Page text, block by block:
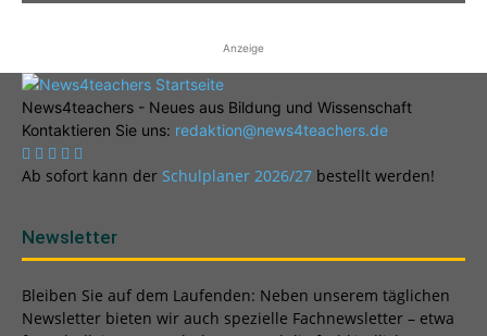
Anzeige
News4teachers - Neues aus Bildung und Wissenschaft
Kontaktieren Sie uns: redaktion@news4teachers.de
Ab sofort kann der Schulplaner 2026/27 bestellt werden!
Newsletter
Bleiben Sie auf dem Laufenden: Neben unserem täglichen
Newsletter bieten wir auch spezielle Fachnewsletter – etwa